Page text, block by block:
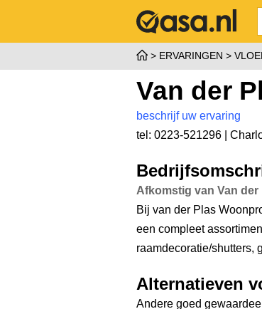
ERVARINGEN
Van der
beschrijf uw ervaring
tel: 0223-521296 |
Afkomstig van Van
Bij van der Plas
een compleet
raamdecoratie/shutters,
Alternatieven
Andere goed